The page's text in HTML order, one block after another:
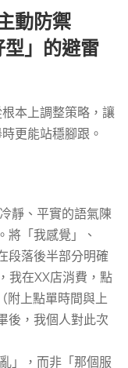
動防禦
」的避雷
本上調整策略，讓
更能站穩腳跟。
靜、平實的語氣陳
將「我感覺」、
段落後半部分明確
我在XX店消費，點
附上點單時間與上
後，我個人對此次
」，而非「那個服